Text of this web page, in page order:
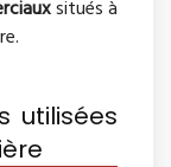
situés à
utilisées